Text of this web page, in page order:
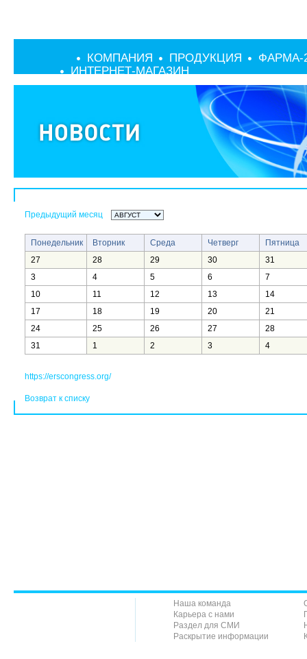
КОМПАНИЯ ПРОДУКЦИЯ
ФАРМА-
ИНТЕРНЕТ-МАГАЗИН
Предыдущий месяц
Понедельник Вторник Среда Четверг
Пятница
27
28 29 30
31
3
4 5 6
7
10
11 12 13
14
17
18 19 20
21
24
25 26 27
28
31
1 2 3 4
https://erscongress.org/
Возврат к списку
Наша команда
Карьера с нами
Раздел для СМИ
Раскрытие информации